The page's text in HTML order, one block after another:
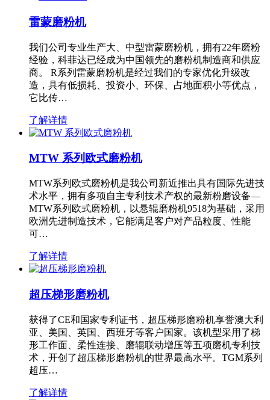
雷蒙磨粉机
我们公司专业生产大、中型雷蒙磨粉机，拥有22年磨粉
经验，科菲达已经成为中国领先的磨粉机制造商和供应
商。 R系列雷蒙磨粉机是经过我们的专家优化升级改
造，具有低损耗、投资小、环保、占地面积小等优点，
它比传…
了解详情
MTW 系列欧式磨粉机
MTW系列欧式磨粉机是我公司新近推出具有国际先进技
术水平，拥有多项自主专利技术产权的最新粉磨设备—
MTW系列欧式磨粉机，以悬辊磨粉机9518为基础，采用
欧洲先进制造技术，它能满足客户对产品粒度、性能
可…
了解详情
超压梯形磨粉机
获得了CE和国家专利证书，超压梯形磨粉机享誉澳大利
亚、美国、英国、西班牙等客户国家。该机型采用了梯
形工作面、柔性连接、磨辊联动增压等五项磨机专利技
术，开创了超压梯形磨粉机的世界最高水平。TGM系列
超压…
了解详情